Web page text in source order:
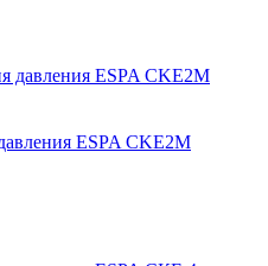
ESPA CKE2M